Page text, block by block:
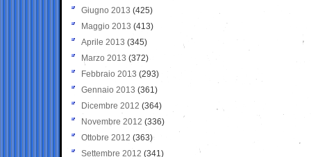
Giugno 2013 (425)
Maggio 2013 (413)
Aprile 2013 (345)
Marzo 2013 (372)
Febbraio 2013 (293)
Gennaio 2013 (361)
Dicembre 2012 (364)
Novembre 2012 (336)
Ottobre 2012 (363)
Settembre 2012 (341)